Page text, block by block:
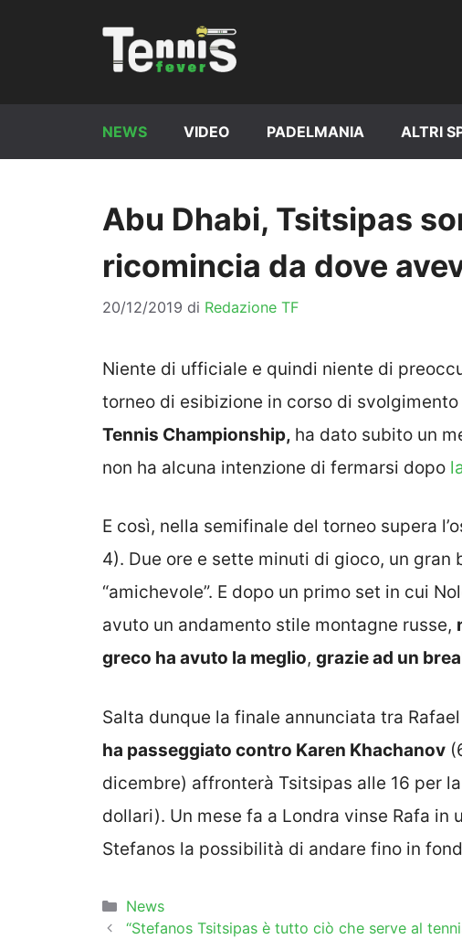
NEWS VIDEO PADELMANIA ALTRI
Abu Dhabi, Tsitsipas
ricomincia da dove
20/12/2019 di Redazione TF
Niente di ufficiale e quindi niente di
torneo di esibizione in corso di svolgimento
Tennis Championship, ha dato subito un
non ha alcuna intenzione di fermarsi dopo
E così, nella semifinale del torneo supera
4). Due ore e sette minuti di gioco, un gran
“amichevole”. E dopo un primo set in cui
avuto un andamento stile montagne russe,
greco ha avuto la meglio, grazie ad un
Salta dunque la finale annunciata tra
ha passeggiato contro Karen Khachanov
dicembre) affronterà Tsitsipas alle 16 per
dollari). Un mese fa a Londra vinse Rafa
Stefanos la possibilità di andare fino in
Categorie
News
“Stefanos Tsitsipas è tutto ciò che serve al